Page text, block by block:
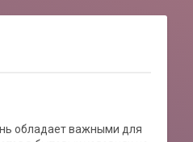
обладает важными для